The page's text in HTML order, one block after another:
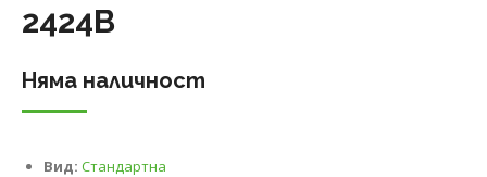
2424B
Няма наличност
Вид: Стандартна